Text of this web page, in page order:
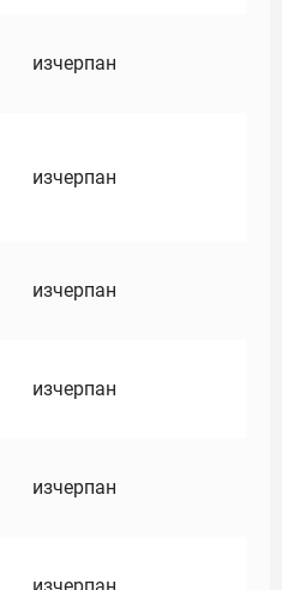
изчерпан
изчерпан
изчерпан
изчерпан
изчерпан